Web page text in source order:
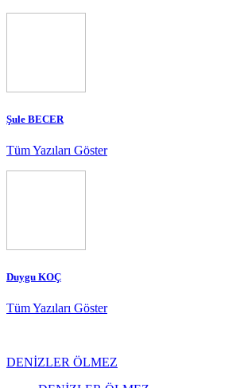
Şule BECER
Tüm Yazıları Göster
Duygu KOÇ
Tüm Yazıları Göster
DENİZLER ÖLMEZ